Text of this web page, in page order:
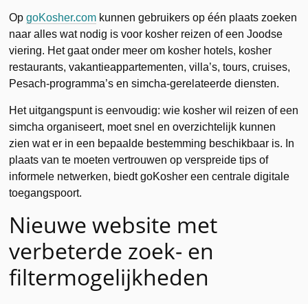
OpgoKosher.com kunnen gebruikers op één plaats zoeken
naar alles wat nodig is voor kosher reizen of een Joodse
viering. Het gaat onder meer om kosher hotels, kosher
restaurants, vakantieappartementen, villa’s, tours, cruises,
Pesach-programma’s en simcha-gerelateerde diensten.
Het uitgangspunt is eenvoudig: wie kosher wil reizen of een
simcha organiseert, moet snel en overzichtelijk kunnen
zien wat er in een bepaalde bestemming beschikbaar is. In
plaats van te moeten vertrouwen op verspreide tips of
informele netwerken, biedt goKosher een centrale digitale
toegangspoort.
Nieuwe website met
verbeterde zoek- en
filtermogelijkheden